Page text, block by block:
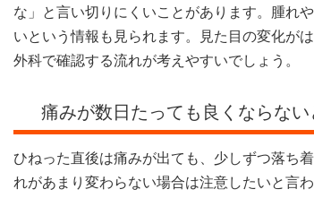
な」と言い切りにくいことがあります。腫れ
いという情報も見られます。見た目の変化が
外科で確認する流れが考えやすいでしょう。
痛みが数日たっても良くならない
ひねった直後は痛みが出ても、少しずつ落ち
れがあまり変わらない場合は注意したいと言